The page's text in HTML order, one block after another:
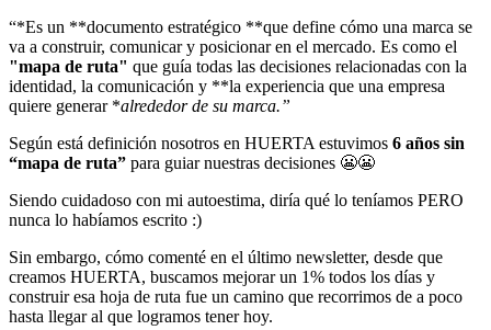
“*Es un **documento estratégico **que define cómo una marca se
va a construir, comunicar y posicionar en el mercado. Es como el
"mapa de ruta" que guía todas las decisiones relacionadas con la
identidad, la comunicación y **la experiencia que una empresa
quiere generar *alrededor de su marca.”
Según está definición nosotros en HUERTA estuvimos 6 años sin
“mapa de ruta” para guiar nuestras decisiones 😬😬
Siendo cuidadoso con mi autoestima, diría qué lo teníamos PERO
nunca lo habíamos escrito :)
Sin embargo, cómo comenté en el último newsletter, desde que
creamos HUERTA, buscamos mejorar un 1% todos los días y
construir esa hoja de ruta fue un camino que recorrimos de a poco
hasta llegar al que logramos tener hoy.